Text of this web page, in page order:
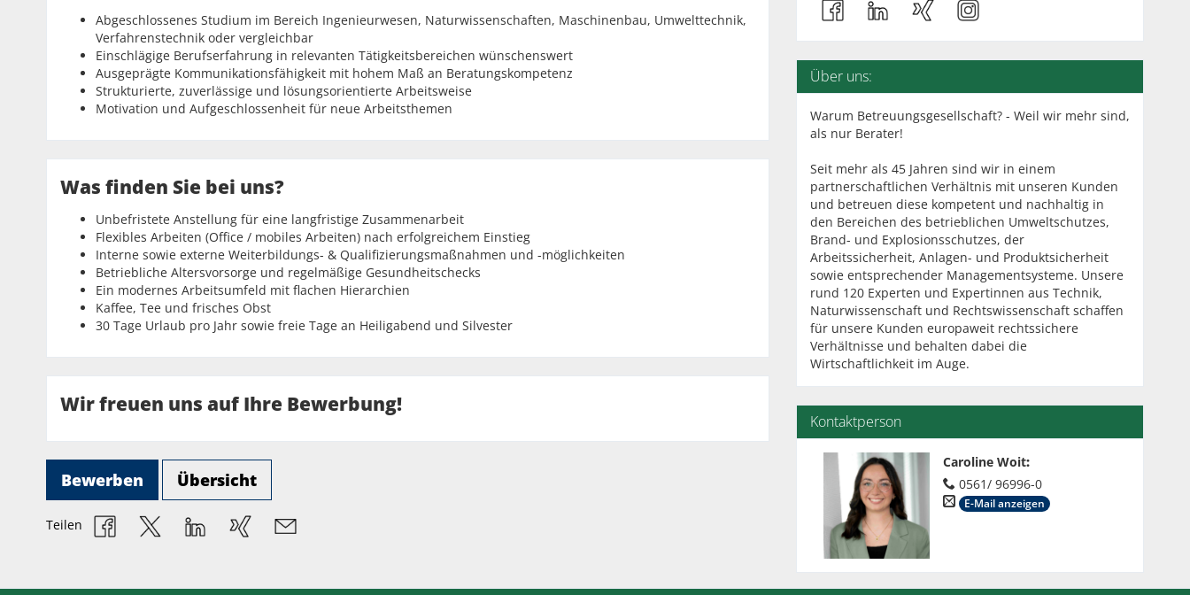
Abgeschlossenes Studium im Bereich Ingenieurwesen, Naturwissenschaften, Maschinenbau, Umwelttechnik,
Verfahrenstechnik oder vergleichbar
Einschlägige Berufserfahrung in relevanten Tätigkeitsbereichen wünschenswert
Ausgeprägte Kommunikationsfähigkeit mit hohem Maß an Beratungskompetenz
Strukturierte, zuverlässige und lösungsorientierte Arbeitsweise
Motivation und Aufgeschlossenheit für neue Arbeitsthemen
Was finden Sie bei uns?
Unbefristete Anstellung für eine langfristige Zusammenarbeit
Flexibles Arbeiten (Office / mobiles Arbeiten) nach erfolgreichem Einstieg
Interne sowie externe Weiterbildungs- & Qualifizierungsmaßnahmen und -möglichkeiten
Betriebliche Altersvorsorge und regelmäßige Gesundheitschecks
Ein modernes Arbeitsumfeld mit flachen Hierarchien
Kaffee, Tee und frisches Obst
30 Tage Urlaub pro Jahr sowie freie Tage an Heiligabend und Silvester
Wir freuen uns auf Ihre Bewerbung!
Bewerben Übersicht
Teilen
Über uns:
Warum Betreuungsgesellschaft? - Weil wir mehr sind,
als nur Berater!
Seit mehr als 45 Jahren sind wir in einem
partnerschaftlichen Verhältnis mit unseren Kunden
und betreuen diese kompetent und nachhaltig in
den Bereichen des betrieblichen Umweltschutzes,
Brand- und Explosionsschutzes, der
Arbeitssicherheit, Anlagen- und Produktsicherheit
sowie entsprechender Managementsysteme. Unsere
rund 120 Experten und Expertinnen aus Technik,
Naturwissenschaft und Rechtswissenschaft schaffen
für unsere Kunden europaweit rechtssichere
Verhältnisse und behalten dabei die
Wirtschaftlichkeit im Auge.
Kontaktperson
Caroline Woit:
0561/ 96996-0
E-Mail anzeigen